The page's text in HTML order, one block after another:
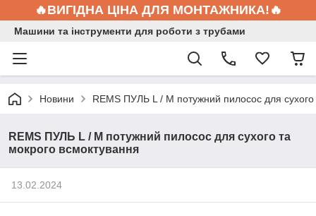
🔥ВИГІДНА ЦІНА ДЛЯ МОНТАЖНИКА!🔥
Машини та інструменти для роботи з трубами
Новини REMS ПУЛЬ L / M потужний пилосос для сухого
REMS ПУЛЬ L / M потужний пилосос для сухого та
мокрого всмоктування
13.02.2024